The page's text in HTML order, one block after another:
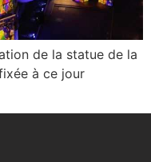
de la statue de la
à ce jour